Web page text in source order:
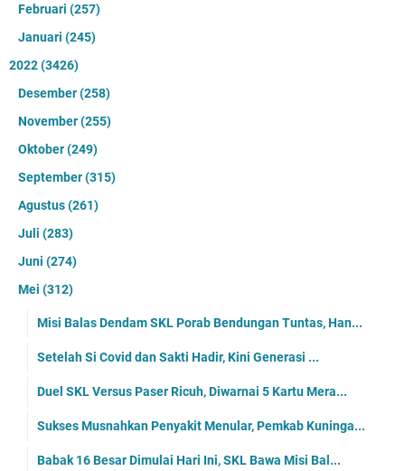
Februari (257)
Januari (245)
2022(3426)
Desember(258)
November(255)
Oktober(249)
September(315)
Agustus(261)
Juli (283)
Juni (274)
Mei (312)
Misi Balas Dendam SKL Porab Bendungan Tuntas, Han...
Setelah Si Covid dan Sakti Hadir, Kini Generasi ...
Duel SKL Versus Paser Ricuh, Diwarnai 5 Kartu Mera...
Sukses Musnahkan Penyakit Menular, Pemkab Kuninga...
Babak 16 Besar Dimulai Hari Ini, SKL Bawa Misi Bal...